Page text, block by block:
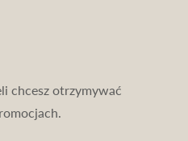
chcesz otrzymywać